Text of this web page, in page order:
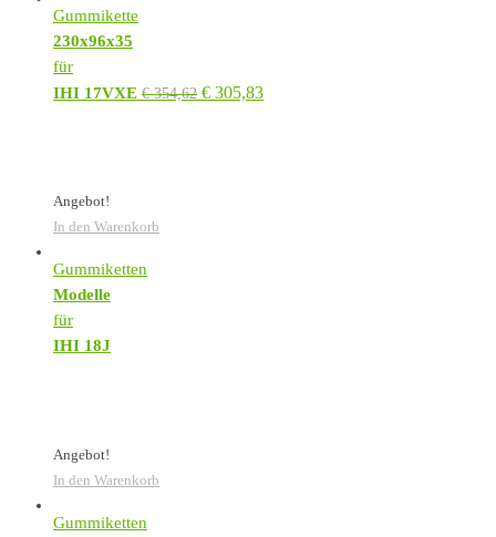
Gummikette
230x96x35
für
IHI 17VXE €354,62 € 305,83
Angebot!
In den Warenkorb
Gummiketten
Modelle
für
IHI 18J
Angebot!
In den Warenkorb
Gummiketten